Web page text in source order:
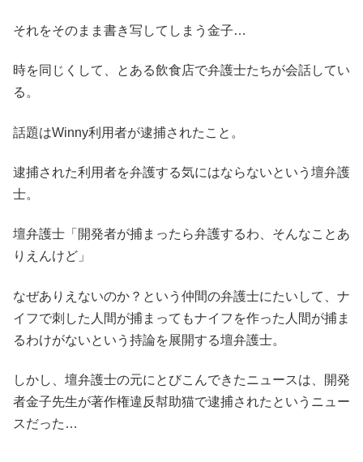
それをそのまま書き写してしまう金子…
時を同じくして、とある飲食店で弁護士たちが会話してい
る。
話題はWinny利用者が逮捕されたこと。
逮捕された利用者を弁護する気にはならないという壇弁護
士。
壇弁護士「開発者が捕まったら弁護するわ、そんなことあ
りえんけど」
なぜありえないのか？という仲間の弁護士にたいして、ナ
イフで刺した人間が捕まってもナイフを作った人間が捕ま
るわけがないという持論を展開する壇弁護士。
しかし、壇弁護士の元にとびこんできたニュースは、開発
者金子先生が著作権違反幇助猫で逮捕されたというニュー
スだった…